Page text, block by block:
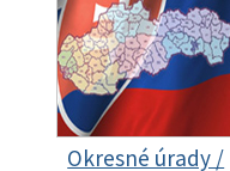
Okresné úrady /